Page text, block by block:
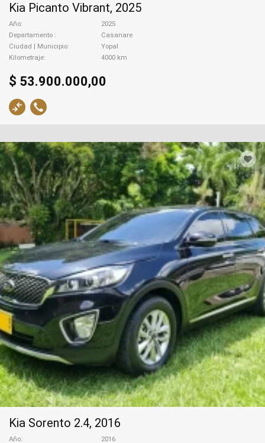
Kia Picanto Vibrant, 2025
Año
2025
Departamento
Casanare
Ciudad | Municipio
Yopal
Kilometraje
4000 km
$ 53.900.000,00
Kia Sorento 2.4, 2016
Año
2016